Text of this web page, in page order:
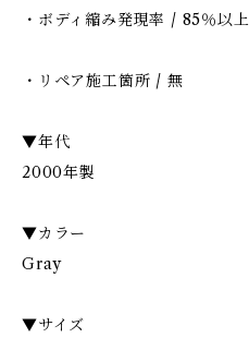
・ボディ縮み発現率 / 85％以上
・リペア施工箇所 / 無
▼年代
2000年製
▼カラー
Gray
▼サイズ